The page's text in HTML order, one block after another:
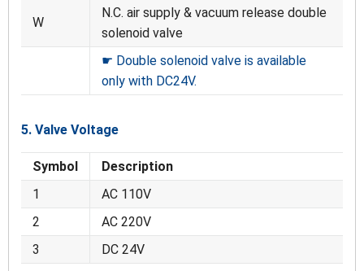
W
N.C. air supply & vacuum release double
solenoid valve
☛ Double solenoid valve is available
only with DC24V.
5. Valve Voltage
Symbol
Description
1
AC 110V
2
AC 220V
3
DC 24V